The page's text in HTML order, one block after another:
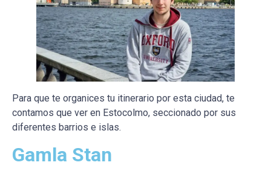
Para que te organices tu itinerario por esta ciudad, te
contamos que ver en Estocolmo, seccionado por sus
diferentes barrios e islas.
Gamla Stan